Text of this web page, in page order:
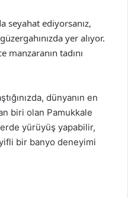
seyahat ediyorsanız,
yer alıyor.
manzaranın tadını
dünyanın en
biri olan Pamukkale
yürüyüş yapabilir,
bir banyo deneyimi